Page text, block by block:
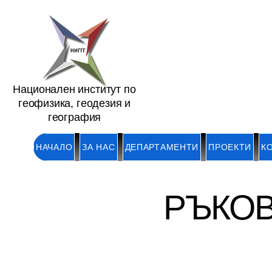
Национален институт по
геофизика, геодезия и
география
НАЧАЛО ЗА НАС ДЕПАРТАМЕНТИ ПРОЕКТИ